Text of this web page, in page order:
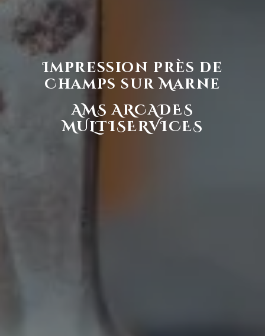
Impression près de
Champs sur Marne
AMS ARCADES
MULTISERVICES